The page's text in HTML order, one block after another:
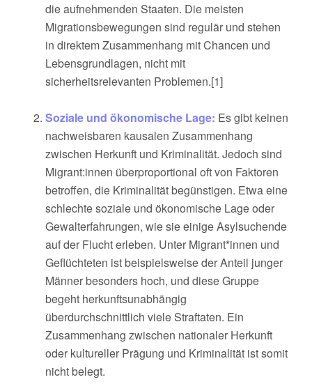
die aufnehmenden Staaten. Die meisten
Migrationsbewegungen sind regulär und stehen
in direktem Zusammenhang mit Chancen und
Lebensgrundlagen, nicht mit
sicherheitsrelevanten Problemen.​[1]
Soziale und ökonomische Lage: Es gibt keinen
nachweisbaren kausalen Zusammenhang
zwischen Herkunft und Kriminalität. Jedoch sind
Migrant:innen überproportional oft von Faktoren
betroffen, die Kriminalität begünstigen. Etwa eine
schlechte soziale und ökonomische Lage oder
Gewalterfahrungen, wie sie einige Asylsuchende
auf der Flucht erleben. Unter Migrant*innen und
Geflüchteten ist beispielsweise der Anteil junger
Männer besonders hoch, und diese Gruppe
begeht herkunftsunabhängig
überdurchschnittlich viele Straftaten. Ein
Zusammenhang zwischen nationaler Herkunft
oder kultureller Prägung und Kriminalität ist somit
nicht belegt.